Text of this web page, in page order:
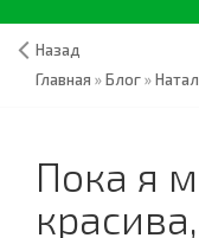
Назад
Главная »Блог»
Пока я